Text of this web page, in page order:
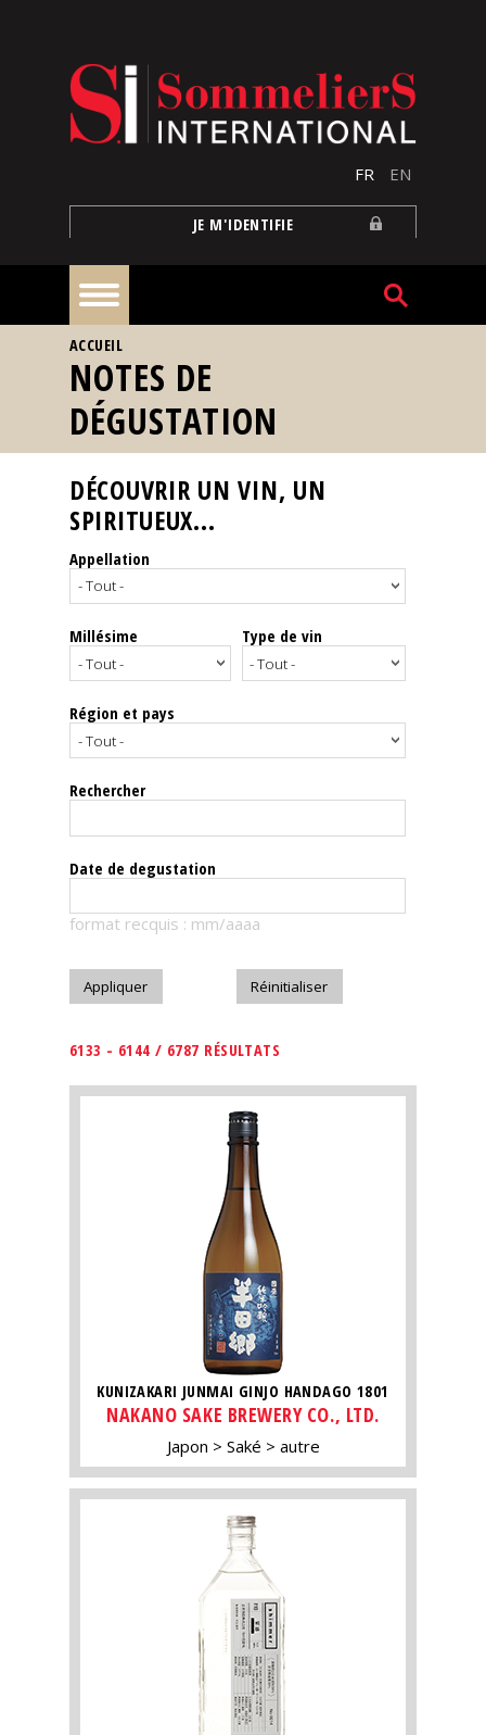
FR EN
JE M'IDENTIFIE
À
la
une
Reportages
Nos
Spiritueux
Notes
dégustation
Le
magazine
Télécharger
VOUS ÊTES ICI
ACCUEIL
NOTES DE
DÉGUSTATION
DÉCOUVRIR UN VIN, UN
SPIRITUEUX...
Appellation
Millésime Type de vin
Région et pays
Rechercher
Date de degustation
format recquis : mm/aaaa
6133 - 6144 / 6787 RÉSULTATS
KUNIZAKARI JUNMAI GINJO HANDAGO 1801
NAKANO SAKE BREWERY CO., LTD.
Japon Saké autre